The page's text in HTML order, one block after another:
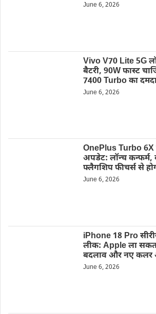
June 6, 2026
Vivo V70 Lite 5G
बैटरी, 90W फास्ट
7400 Turbo का
June 6, 2026
OnePlus Turbo 6X
अपडेट: लॉन्च कन्फर्म,
फ्लैगशिप फीचर्स से
June 6, 2026
iPhone 18 Pro
लीक: Apple ला
बदलाव और नए
June 6, 2026